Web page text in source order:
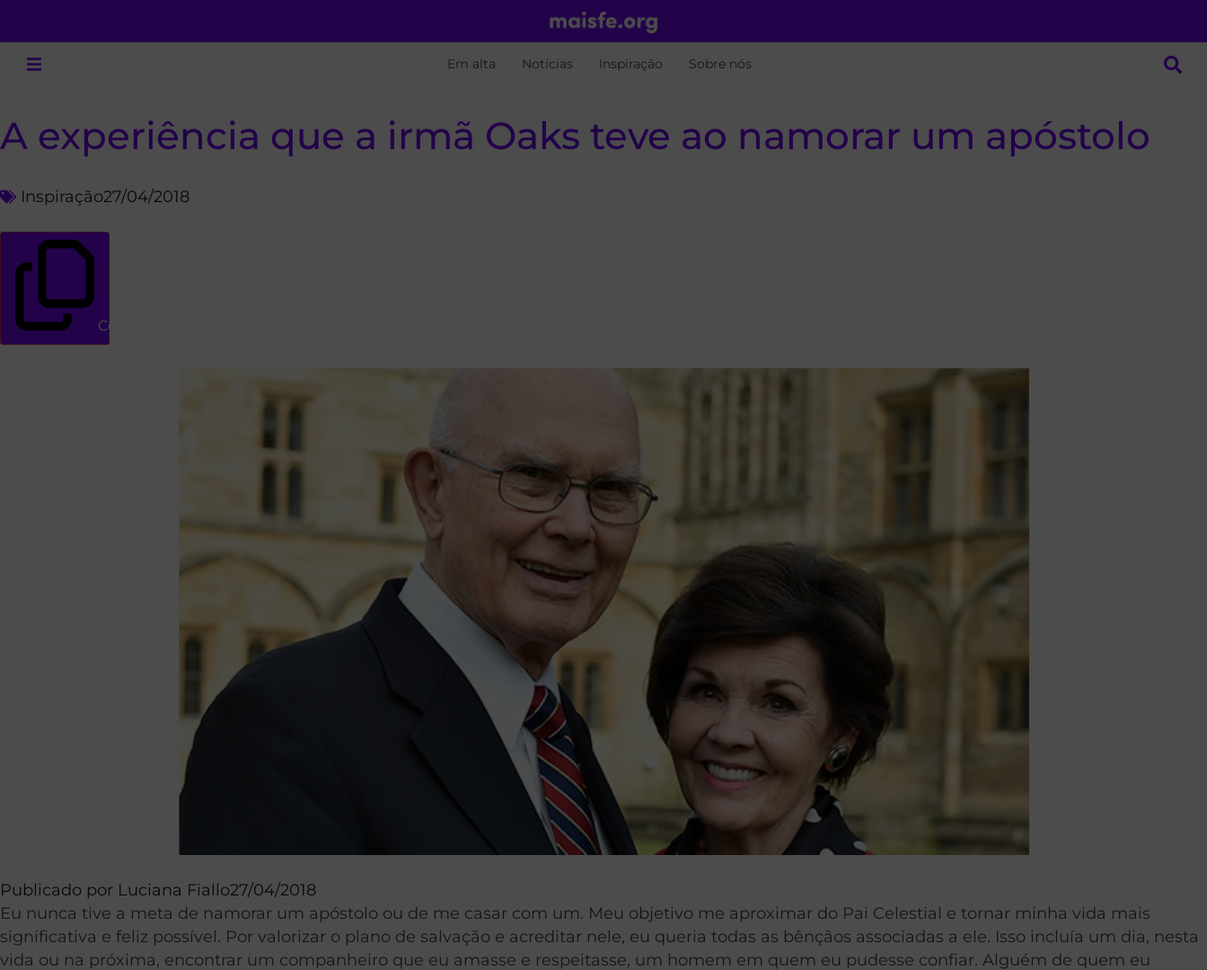
Em alta Notícias Inspiração Sobre nós
A experiência que a irmã Oaks teve ao namorar um apóstolo
Inspiração27/04/2018
Copiar link
Publicado por Luciana Fiallo27/04/2018
Eu nunca tive a meta de namorar um apóstolo ou de me casar com um. Meu objetivo me aproximar do Pai Celestial e tornar minha vida mais
significativa e feliz possível. Por valorizar o plano de salvação e acreditar nele, eu queria todas as bênçãos associadas a ele. Isso incluía um dia, nesta
vida ou na próxima, encontrar um companheiro que eu amasse e respeitasse, um homem em quem eu pudesse confiar. Alguém de quem eu